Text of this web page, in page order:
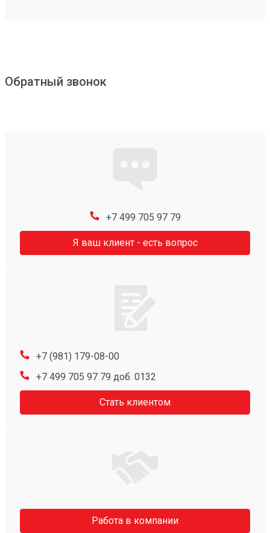
Обратный звонок
+7 499 705 97 79
Я ваш клиент - есть вопрос
+7 (981) 179-08-00
+7 499 705 97 79 доб. 0132
Стать клиентом
Работа в компании